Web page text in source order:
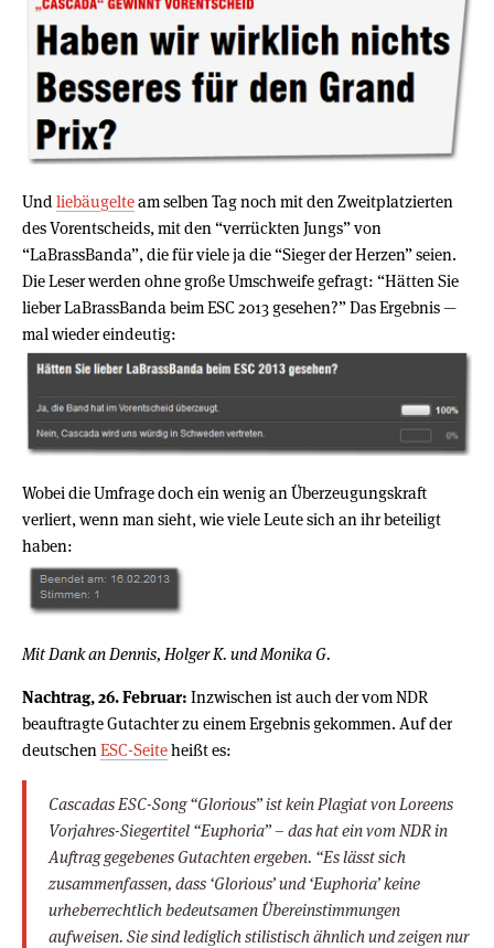
Und liebäugelteam selben Tag noch mit den Zweitplatzierten
des Vorentscheids, mit den “verrückten Jungs” von
“LaBrassBanda”, die für viele ja die “Sieger der Herzen” seien.
Die Leser werden ohne große Umschweife gefragt: “Hätten Sie
lieber LaBrassBanda beim ESC 2013 gesehen?” Das Ergebnis —
mal wieder eindeutig:
Wobei die Umfrage doch ein wenig an Überzeugungskraft
verliert, wenn man sieht, wie viele Leute sich an ihr beteiligt
haben:
Mit Dank an Dennis, Holger K. und Monika G.
Nachtrag, 26. Februar: Inzwischen ist auch der vom NDR
beauftragte Gutachter zu einem Ergebnis gekommen. Auf der
deutschen ESC-Seiteheißt es:
Cascadas ESC-Song “Glorious” ist kein Plagiat von Loreens
Vorjahres-Siegertitel “Euphoria” – das hat ein vom NDR in
Auftrag gegebenes Gutachten ergeben. “Es lässt sich
zusammenfassen, dass ‘Glorious’ und ‘Euphoria’ keine
urheberrechtlich bedeutsamen Übereinstimmungen
aufweisen. Sie sind lediglich stilistisch ähnlich und zeigen nur